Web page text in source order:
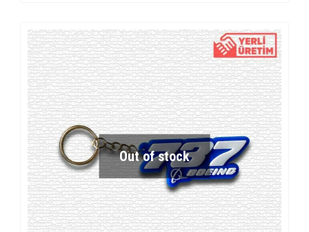
Out of stock